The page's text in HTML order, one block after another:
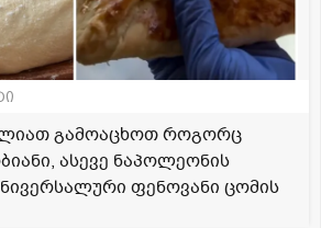
გამოაცხოთ როგორც
ასევე ნაპოლეონის
ფენოვანი ცომის